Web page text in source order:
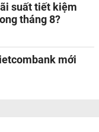
suất tiết kiệm
tháng 8?
mới